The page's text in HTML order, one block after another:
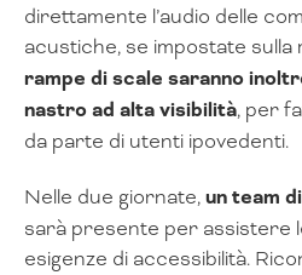
direttamente l’audio delle
acustiche, se impostate sulla
rampe di scale saranno
nastro ad alta visibilità, per
da parte di utenti ipovedenti.
Nelle due giornate,un team
sarà presente per assistere
esigenze di accessibilità.